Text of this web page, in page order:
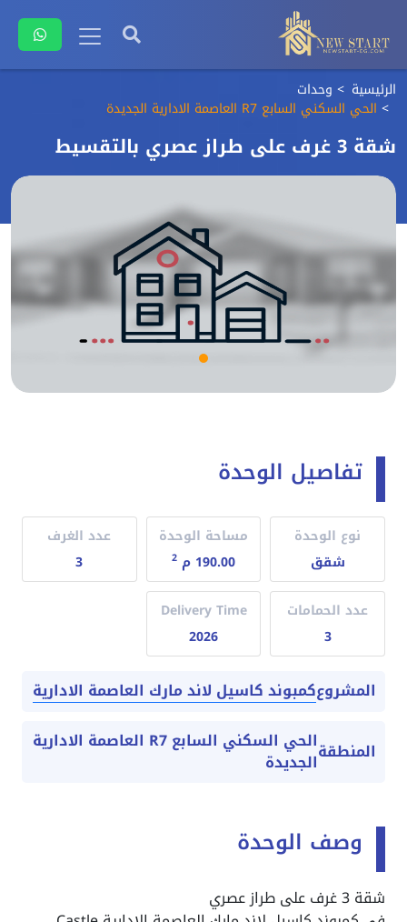
الرئيسية وحدات
الحي السكني السابع R7 العاصمة الادارية الجديدة
شقة 3 غرف على طراز عصري بالتقسيط
تفاصيل الوحدة
نوع الوحدة
شقق
مساحة الوحدة
190.00 م
2
عدد الغرف
3
عدد الحمامات
3
Delivery Time
2026
المشروعكمبوند كاسيل لاند مارك العاصمة الادارية
المنطقة الحي السكني السابع R7 العاصمة الادارية
الجديدة
وصف الوحدة
شقة 3 غرف على طراز عصري